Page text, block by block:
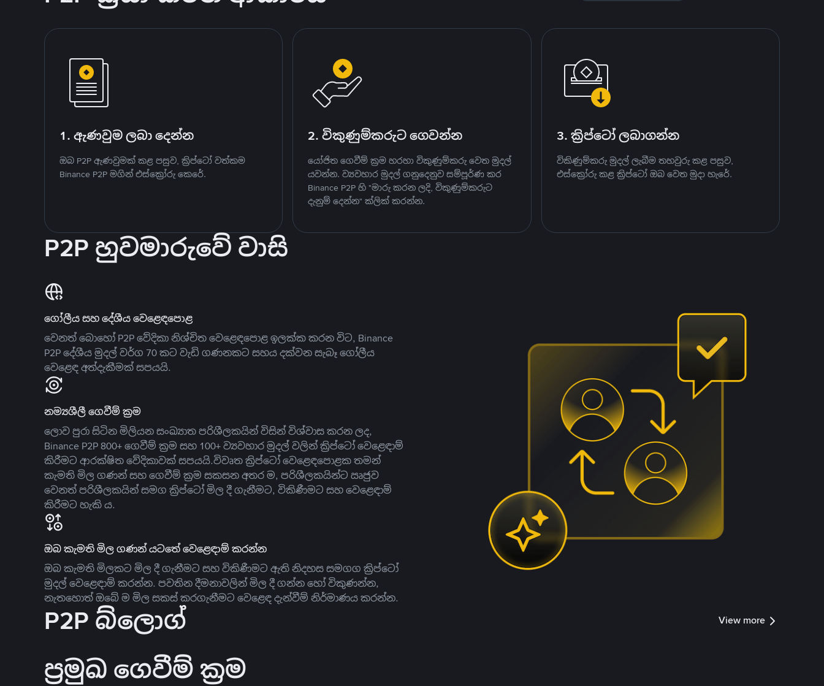
1. ඇණවුම ලබා දෙන්න
ඔබ P2P ඇණවුමක් කළ පසුව, ක්‍රිප්ටෝ වත්කම
Binance P2P මගින් එස්ක්‍රෝරු කෙරේ.
2. විකුණුම්කරුට ගෙවන්න
යෝජිත ගෙවීම් ක්‍රම හරහා විකුණුම්කරු වෙත මුදල්
යවන්න. ව්‍යවහාර මුදල් ගනුදෙනුව සම්පූර්ණ කර
Binance P2P හි "මාරු කරන ලදි, විකුණුම්කරුට
දැනුම් දෙන්න" ක්ලික් කරන්න.
3. ක්‍රිප්ටෝ ලබාගන්න
විකිණුම්කරු මුදල් ලැබීම තහවුරු කළ පසුව,
එස්ක්‍රෝරු කළ ක්‍රිප්ටෝ ඔබ වෙත මුදා හැරේ.
P2P හුවමාරුවේ වාසි
ගෝලීය සහ දේශීය වෙළෙඳපොළ
වෙනත් බොහෝ P2P වේදිකා නිශ්චිත වෙළෙඳපොළ ඉලක්ක කරන විට, Binance
P2P දේශීය මුදල් වර්ග 70 කට වැඩි ගණනකට සහය දක්වන සැබෑ ගෝලීය
වෙළෙඳ අත්දැකීමක් සපයයි.
නම්‍යශීලී ගෙවීම් ක්‍රම
ලොව පුරා සිටින මිලියන සංඛ්‍යාත පරිශීලකයින් විසින් විශ්වාස කරන ලද,
Binance P2P 800+ ගෙවීම් ක්‍රම සහ 100+ ව්‍යවහාර මුදල් වලින් ක්‍රිප්ටෝ වෙළෙඳාම්
කිරීමට ආරක්ෂිත වේදිකාවක් සපයයි.විවෘත ක්‍රිප්ටෝ වෙළෙඳපොළක තමන්
කැමති මිල ගණන් සහ ගෙවීම් ක්‍රම සකසන අතර ම, පරිශීලකයින්ට ඍජුව
වෙනත් පරිශීලකයින් සමග ක්‍රිප්ටෝ මිල දී ගැනීමට, විකිණීමට සහ වෙළෙඳාම්
කිරීමට හැකි ය.
ඔබ කැමති මිල ගණන් යටතේ වෙළෙඳාම් කරන්න
ඔබ කැමති මිලකට මිල දී ගැනීමට සහ විකිණීමට ඇති නිදහස සමගග ක්‍රිප්ටෝ
මුදල් වෙළෙඳාම් කරන්න. පවතින දීමනාවලින් මිල දී ගන්න හෝ විකුණන්න,
නැතහොත් ඔබේ ම මිල සකස් කරගැනීමට වෙළෙඳ දැන්වීම් නිර්මාණය කරන්න.
P2P බ්ලොග් View more
ප්‍රමුඛ ගෙවීම් ක්‍රම